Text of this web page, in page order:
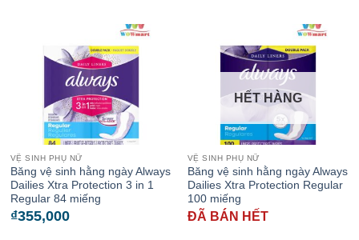
VỆ SINH PHỤ NỮ
Băng vệ sinh hằng ngày Always
Dailies Xtra Protection 3 in 1
Regular 84 miếng
₫355,000
HẾT HÀNG
VỆ SINH PHỤ NỮ
Băng vệ sinh hằng ngày Always
Dailies Xtra Protection Regular
100 miếng
ĐÃ BÁN HẾT